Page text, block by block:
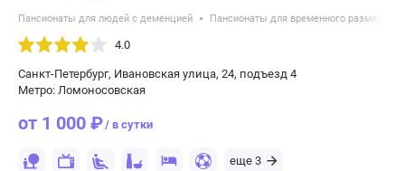
Пансионаты для людей с деменцией Пансионаты для временного
4.0
Санкт-Петербург, Ивановская улица, 24, подъезд 4
Метро: Ломоносовская
от 1 000 ₽/ в сутки
еще 3